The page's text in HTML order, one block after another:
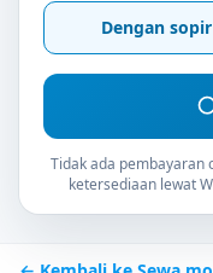
Dengan sopir
Tidak ada pembayaran
ketersediaan lewat